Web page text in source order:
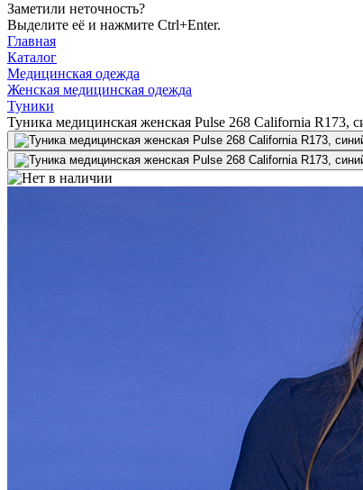
Заметили неточность?
Выделите её и нажмите Ctrl+Enter.
Главная
Каталог
Медицинская одежда
Женская медицинская одежда
Туники
Туника медицинская женская Pulse 268 California R173,